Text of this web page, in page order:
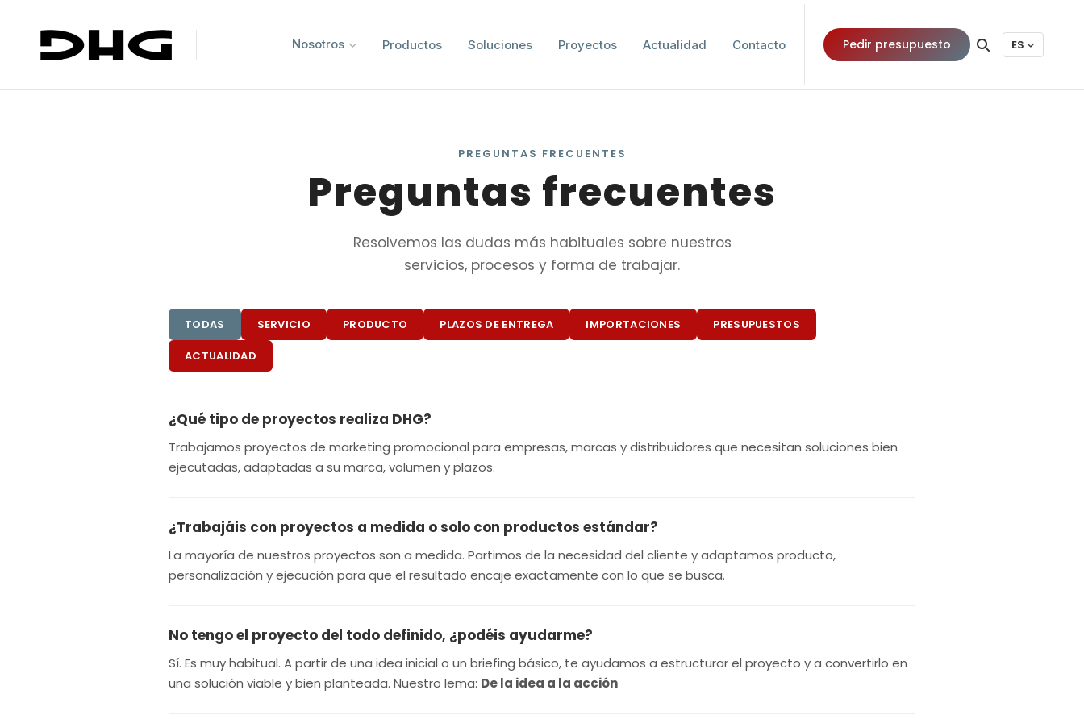
Nosotros Productos Soluciones Proyectos Actualidad Contacto Pedir presupuesto ES
PREGUNTAS FRECUENTES
Preguntas frecuentes
Resolvemos las dudas más habituales sobre nuestros
servicios, procesos y forma de trabajar.
TODAS SERVICIO PRODUCTO PLAZOS DE ENTREGA IMPORTACIONES PRESUPUESTOS
ACTUALIDAD
¿Qué tipo de proyectos realiza DHG?
Trabajamos proyectos de marketing promocional para empresas, marcas y distribuidores que necesitan soluciones bien
ejecutadas, adaptadas a su marca, volumen y plazos.
¿Trabajáis con proyectos a medida o solo con productos estándar?
La mayoría de nuestros proyectos son a medida. Partimos de la necesidad del cliente y adaptamos producto,
personalización y ejecución para que el resultado encaje exactamente con lo que se busca.
No tengo el proyecto del todo definido, ¿podéis ayudarme?
Sí. Es muy habitual. A partir de una idea inicial o un briefing básico, te ayudamos a estructurar el proyecto y a convertirlo en
una solución viable y bien planteada. Nuestro lema: De la idea a la acción